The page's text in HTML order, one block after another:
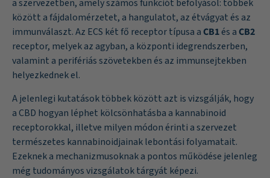
a szervezetben, amely számos funkciót befolyásol: többek
között a fájdalomérzetet, a hangulatot, az étvágyat és az
immunválaszt. Az ECS két fő receptor típusa aCB1és aCB2
receptor, melyek az agyban, a központi idegrendszerben,
valamint a perifériás szövetekben és az immunsejtekben
helyezkednek el.
A jelenlegi kutatások többek között azt is vizsgálják, hogy
a CBD hogyan léphet kölcsönhatásba a kannabinoid
receptorokkal, illetve milyen módon érinti a szervezet
természetes kannabinoidjainak lebontási folyamatait.
Ezeknek a mechanizmusoknak a pontos működése jelenleg
még tudományos vizsgálatok tárgyát képezi.